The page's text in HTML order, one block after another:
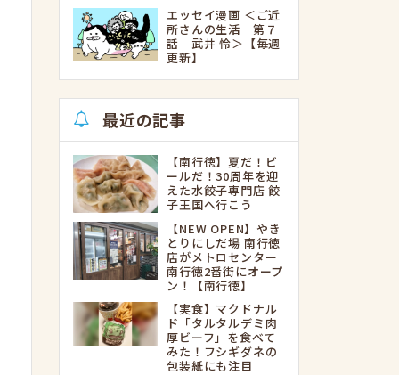
エッセイ漫画 ＜ご近
所さんの生活 第７
話 武井 怜＞【毎週
更新】
最近の記事
【南行徳】夏だ！ビ
ールだ！30周年を迎
えた水餃子専門店 餃
子王国へ行こう
【NEW OPEN】やき
とりにしだ場 南行徳
店がメトロセンター
南行徳2番街にオープ
ン！【南行徳】
【実食】マクドナル
ド「タルタルデミ肉
厚ビーフ」を食べて
みた！フシギダネの
包装紙にも注目